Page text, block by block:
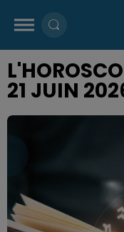
21 JUIN